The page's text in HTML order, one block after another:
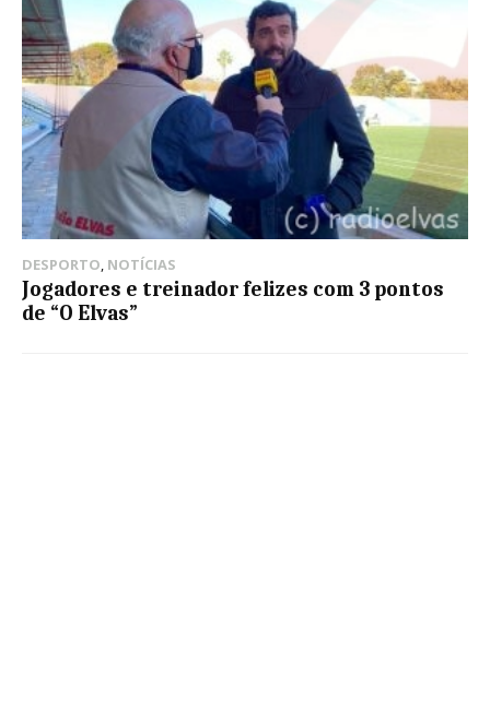
DESPORTO NOTÍCIAS
Jogadores e treinador felizes com 3 pontos
de “O Elvas”